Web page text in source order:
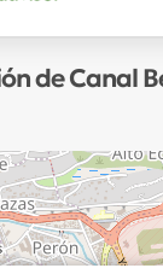
de Canal